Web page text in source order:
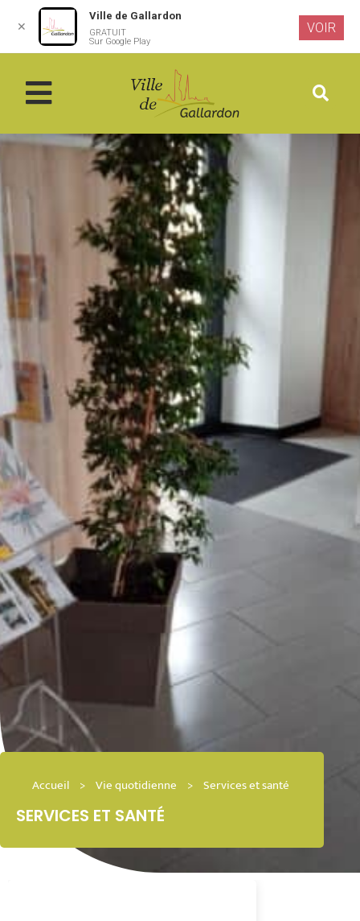
contenu
Accueil > Vie quotidienne > Services et santé
SERVICES ET SANTÉ
✕
Ville de Gallardon
GRATUIT
Sur Google Play
VOIR